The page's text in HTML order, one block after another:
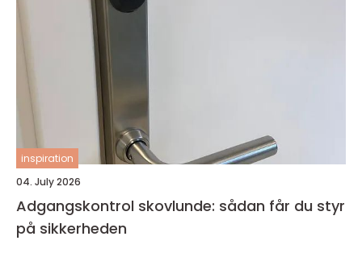
inspiration
04. July 2026
Adgangskontrol skovlunde: sådan får du styr
på sikkerheden